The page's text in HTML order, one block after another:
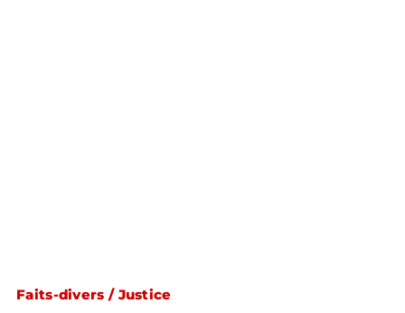
Faits-divers / Justice